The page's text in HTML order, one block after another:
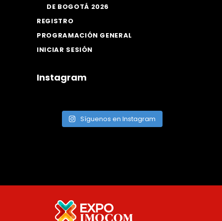
DE BOGOTÁ 2026
REGISTRO
PROGRAMACIÓN GENERAL
INICIAR SESIÓN
Instagram
Síguenos en Instagram